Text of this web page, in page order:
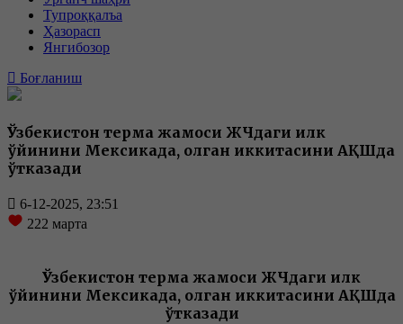
Тупроққалъа
Ҳазорасп
Янгибозор
Боғланиш
Ўзбекистон терма жамоси ЖЧдаги илк
ўйинини Мексикада, қолган иккитасини АҚШда
ўтказади
6-12-2025, 23:51
222 марта
Ўзбекистон терма жамоси ЖЧдаги илк
ўйинини Мексикада, қолган иккитасини АҚШда
ўтказади